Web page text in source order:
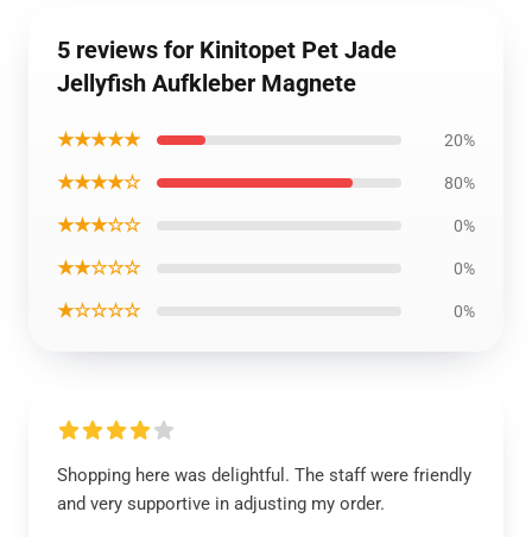
5 reviews for Kinitopet Pet Jade
Jellyfish Aufkleber Magnete
★★★★★ 20%
★★★★☆ 80%
★★★☆☆ 0%
★★☆☆☆ 0%
★☆☆☆☆ 0%
Shopping here was delightful. The staff were friendly
and very supportive in adjusting my order.